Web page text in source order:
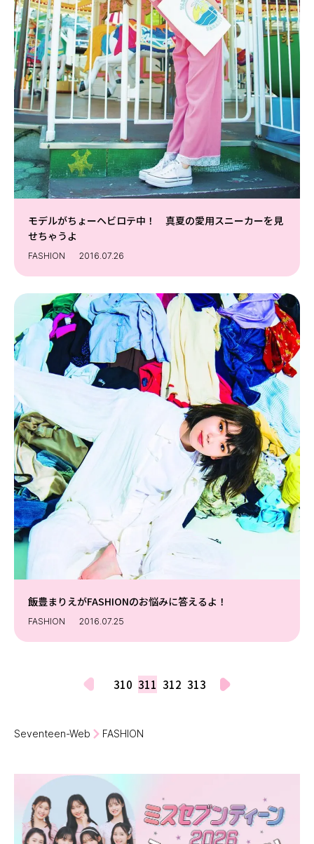
モデルがちょーヘビロテ中！ 真夏の愛用スニーカーを見
せちゃうよ
FASHION 2016.07.26
飯豊まりえがFASHIONのお悩みに答えるよ！
FASHION 2016.07.25
310 311 312 313
Seventeen-Web FASHION